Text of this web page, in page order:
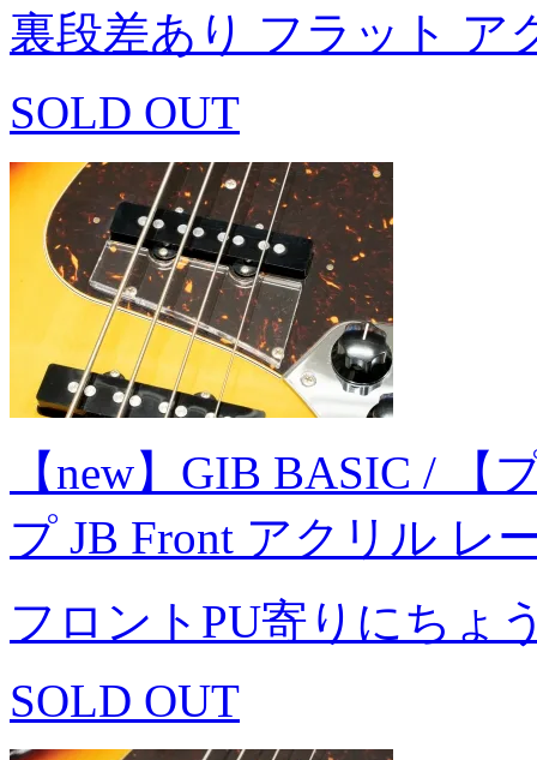
裏段差あり フラット ア
SOLD OUT
【new】GIB BASIC /
プ JB Front アクリル レ
フロントPU寄りにちょ
SOLD OUT